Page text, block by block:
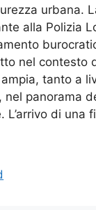
urbana.
alla Polizia
nel contesto
ampia, tanto a
nel panorama
L’arrivo di una